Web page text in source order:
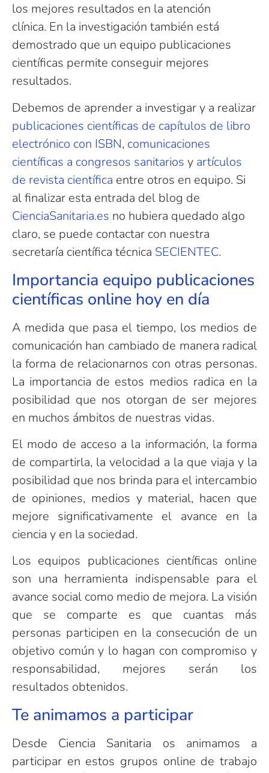
los mejores resultados en la atención
clínica. En la investigación también está
demostrado que un equipo publicaciones
científicas permite conseguir mejores
resultados.
Debemos de aprender a investigar y a realizar
publicaciones científicas de capítulos de libro
electrónico con ISBN, comunicaciones
científicas a congresos sanitarios y artículos
de revista científica entre otros en equipo. Si
al finalizar esta entrada del blog de
CienciaSanitaria.es no hubiera quedado algo
claro, se puede contactar con nuestra
secretaría científica técnica SECIENTEC.
Importancia equipo publicaciones
científicas online hoy en día
A medida que pasa el tiempo, los medios de
comunicación han cambiado de manera radical
la forma de relacionarnos con otras personas.
La importancia de estos medios radica en la
posibilidad que nos otorgan de ser mejores
en muchos ámbitos de nuestras vidas.
El modo de acceso a la información, la forma
de compartirla, la velocidad a la que viaja y la
posibilidad que nos brinda para el intercambio
de opiniones, medios y material, hacen que
mejore significativamente el avance en la
ciencia y en la sociedad.
Los equipos publicaciones científicas online
son una herramienta indispensable para el
avance social como medio de mejora. La visión
que se comparte es que cuantas más
personas participen en la consecución de un
objetivo común y lo hagan con compromiso y
responsabilidad, mejores serán los
resultados obtenidos.
Te animamos a participar
Desde Ciencia Sanitaria
os animamos a
participar en estos grupos online de trabajo